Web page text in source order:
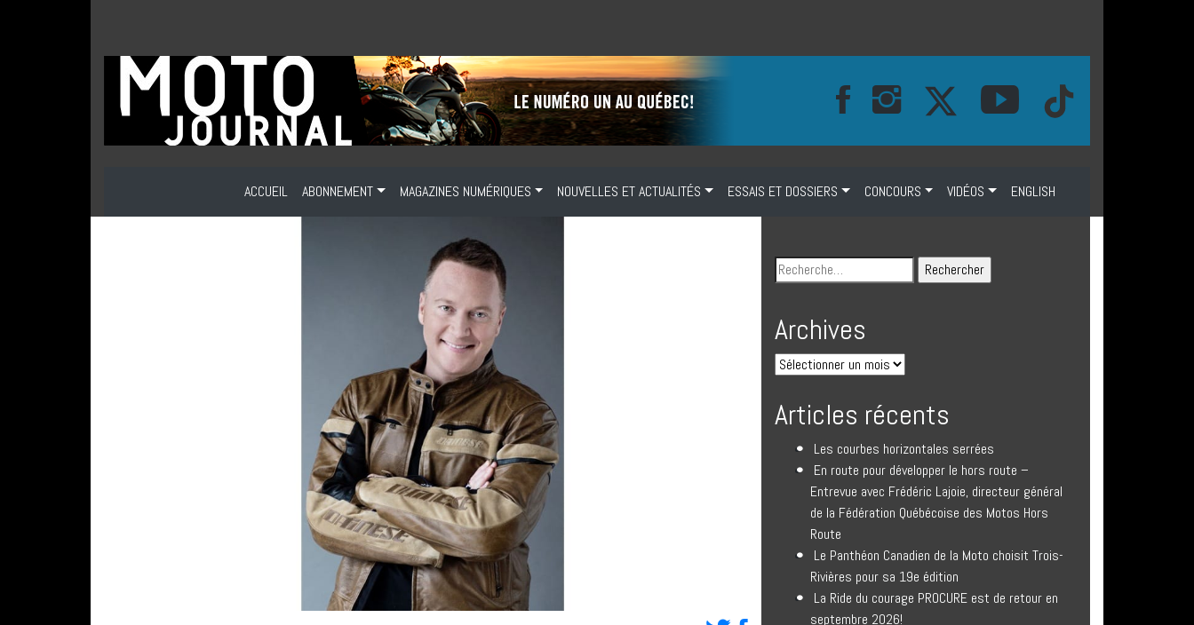
ACCUEIL ABONNEMENT MAGAZINES NUMÉRIQUES NOUVELLES ET ACTUALITÉS ESSAIS ET DOSSIERS CONCOURS VIDÉOS ENGLISH
Archives
Articles récents
Les courbes horizontales serrées
En route pour développer le hors route –
Entrevue avec Frédéric Lajoie, directeur général
de la Fédération Québécoise des Motos Hors
Route
Le Panthéon Canadien de la Moto choisit Trois-
Rivières pour sa 19e édition
La Ride du courage PROCURE est de retour en
septembre 2026!